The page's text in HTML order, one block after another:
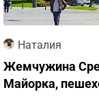
Наталия
Жемчужина
Майорка,